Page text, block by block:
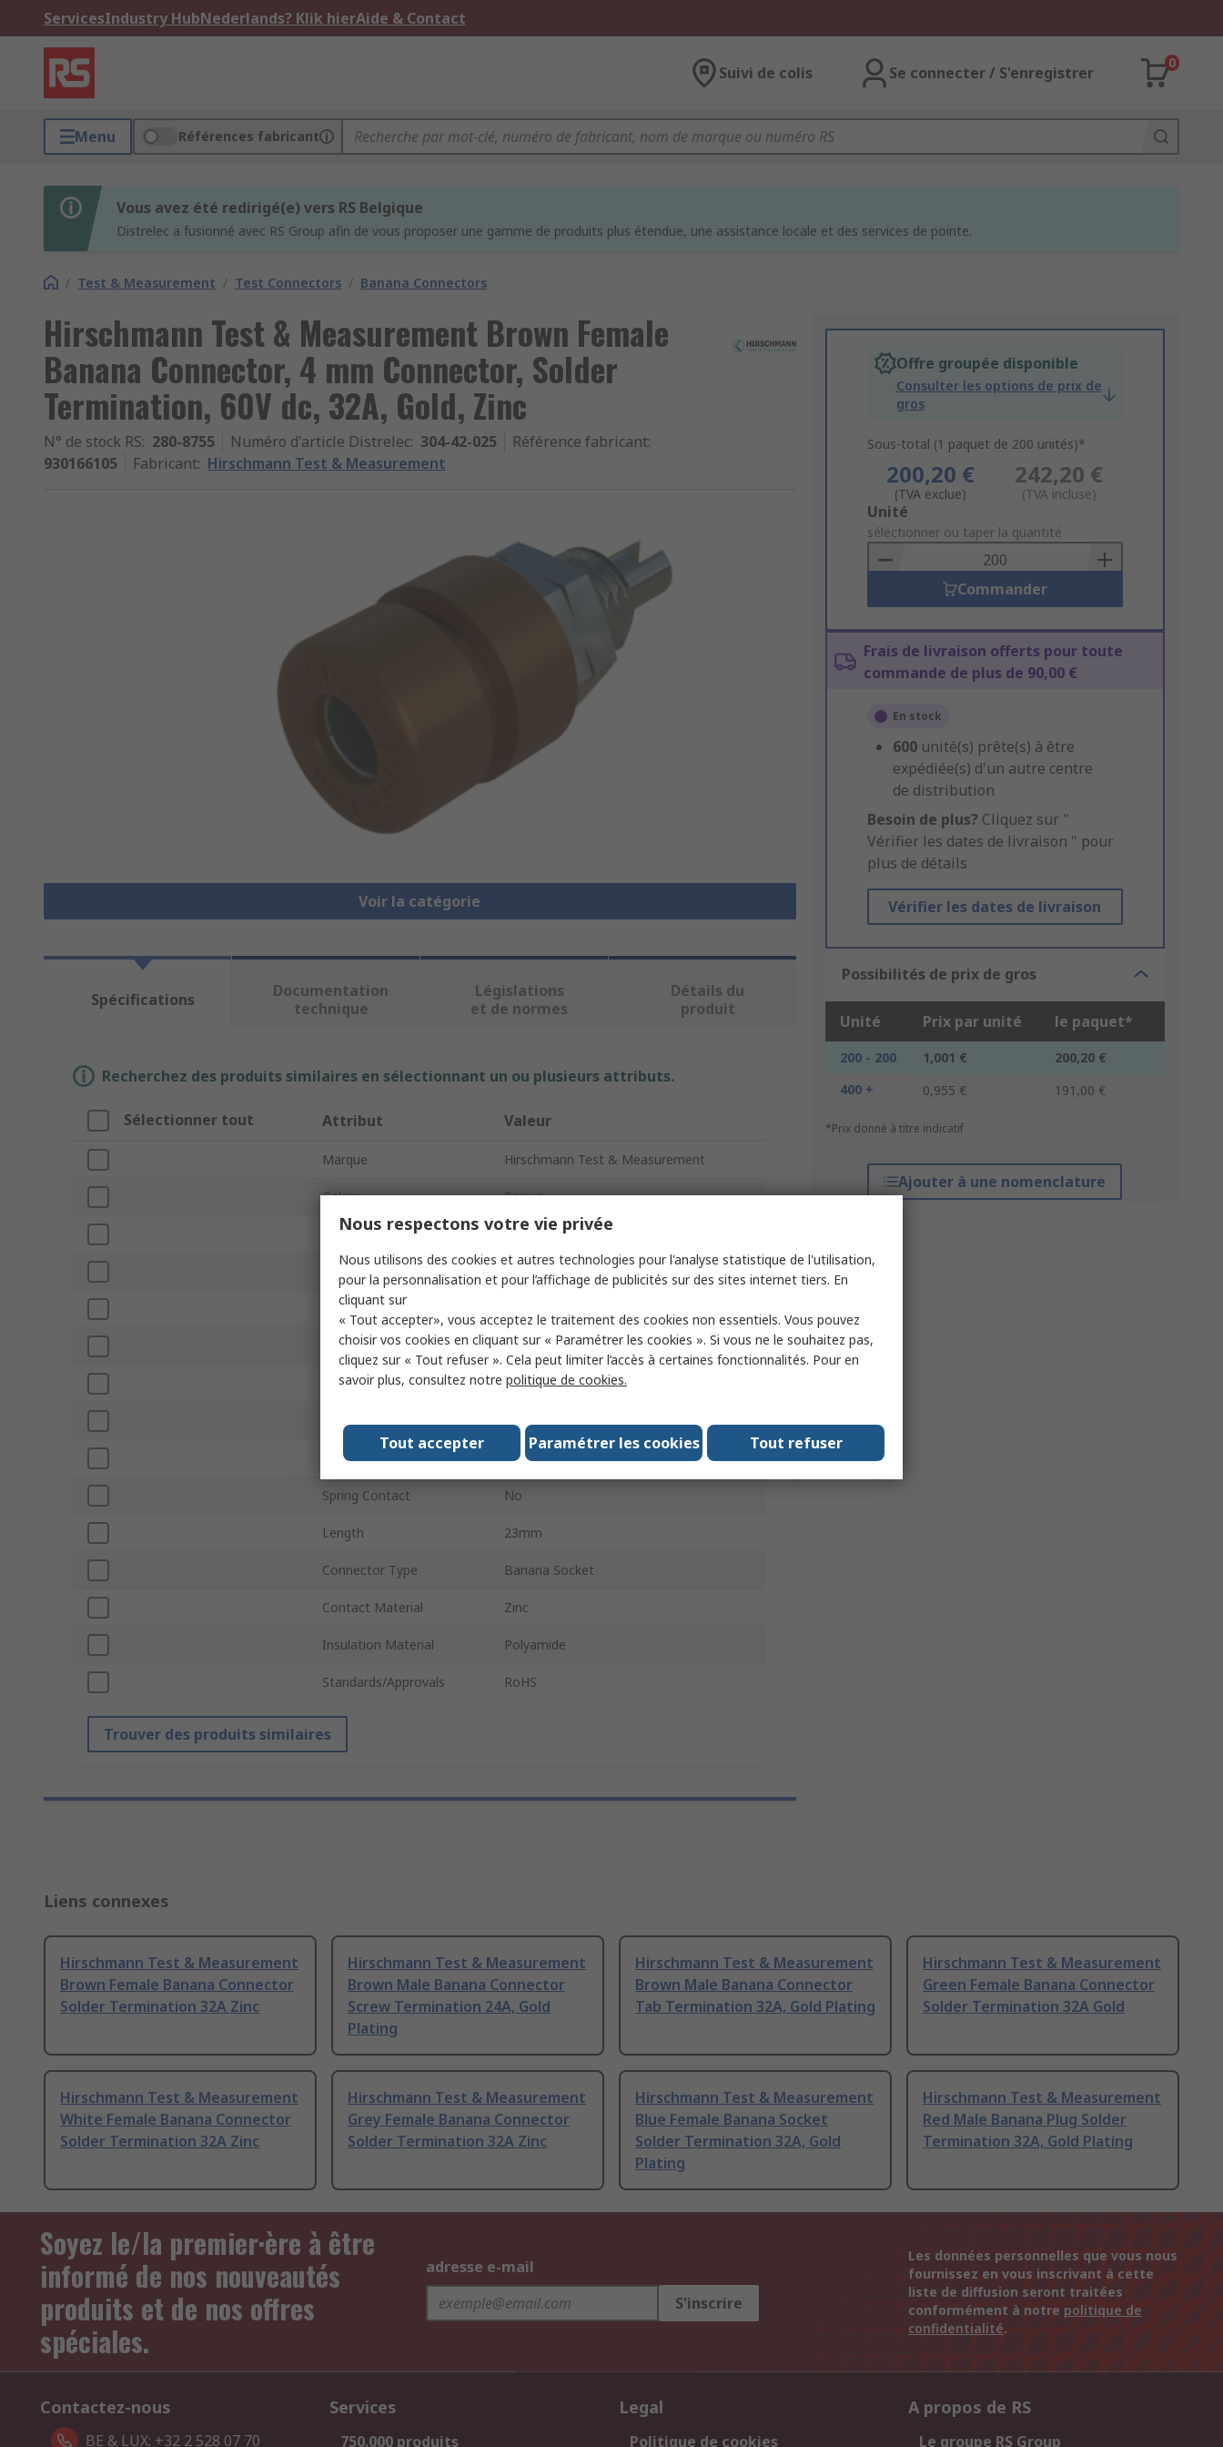
ServicesIndustry HubNederlands? Klik hierAide & Contact
Suivi de colis Se connecter / S'enregistrer
0
Menu Références fabricant
Vous avez été redirigé(e) vers RS Belgique
Distrelec a fusionné avec RS Group afin de vous proposer une gamme de produits plus étendue, une assistance locale et des services de pointe.
/ Test & Measurement / Test Connectors / Banana Connectors
Hirschmann Test & Measurement Brown Female
Banana Connector, 4 mm Connector, Solder
Termination, 60V dc, 32A, Gold, Zinc
N° de stock RS: 280-8755 Numéro d'article Distrelec: 304-42-025 Référence fabricant:
930166105
Fabricant: Hirschmann Test & Measurement
Voir la catégorie
Offre groupée disponible
Consulter les options de prix de
gros
Sous-total (1 paquet de 200 unités)*
200,20 €
(TVA exclue)
242,20 €
(TVA incluse)
Add
to
Basket
Unité
sélectionner ou taper la quantité
Commander
Frais de livraison offerts pour toute
commande de plus de 90,00 €
En stock
600 unité(s) prête(s) à être
expédiée(s) d'un autre centre
de distribution
Besoin de plus? Cliquez sur "
Vérifier les dates de livraison " pour
plus de détails
Vérifier les dates de livraison
Possibilités de prix de gros
Unité Prix par unité le paquet*
200 - 200 1,001 €
200,20 €
400 +
0,955 € 191,00 €
*Prix donné à titre indicatif
Ajouter à une nomenclature
Spécifications
Documentation
technique
Législations
et de normes
Détails du
produit
Recherchez des produits similaires en sélectionnant un ou plusieurs attributs.
Sélectionner tout Attribut Valeur
Marque Hirschmann Test & Measurement
Colour Brown
Product Type Banana Connector
Female
Termination Method
Current 32A
Voltage 60V dc
Connector Size 4 mm
Contact Plating Gold, Zinc
Spring Contact No
Length 23mm
Connector Type Banana Socket
Contact Material Zinc
Insulation Material Polyamide
Standards/Approvals RoHS
Trouver des produits similaires
Liens connexes
Hirschmann Test & Measurement
Brown Female Banana Connector
Solder Termination 32A Zinc
Hirschmann Test & Measurement
Brown Male Banana Connector
Screw Termination 24A, Gold
Plating
Hirschmann Test & Measurement
Brown Male Banana Connector
Tab Termination 32A, Gold Plating
Hirschmann Test & Measurement
Green Female Banana Connector
Solder Termination 32A Gold
Hirschmann Test & Measurement
White Female Banana Connector
Solder Termination 32A Zinc
Hirschmann Test & Measurement
Grey Female Banana Connector
Solder Termination 32A Zinc
Hirschmann Test & Measurement
Blue Female Banana Socket
Solder Termination 32A, Gold
Plating
Hirschmann Test & Measurement
Red Male Banana Plug Solder
Termination 32A, Gold Plating
Soyez le/la premier·ère à être
informé de nos nouveautés
produits et de nos offres
spéciales.
adresse e-mail
S'inscrire
Les données personnelles que vous nous
fournissez en vous inscrivant à cette
liste de diffusion seront traitées
conformément à notre politique de
confidentialité.
Contactez-nous
BE & LUX: +32 2 528 07 70
Services
750.000 produits
Legal
Politique de cookies
A propos de RS
Le groupe RS Group
Nous respectons votre vie privée
Nous utilisons des cookies et autres technologies pour l'analyse statistique de l'utilisation,
pour la personnalisation et pour l’affichage de publicités sur des sites internet tiers. En
cliquant sur
« Tout accepter», vous acceptez le traitement des cookies non essentiels. Vous pouvez
choisir vos cookies en cliquant sur « Paramétrer les cookies ». Si vous ne le souhaitez pas,
cliquez sur « Tout refuser ». Cela peut limiter l’accès à certaines fonctionnalités. Pour en
savoir plus, consultez notre politique de cookies.
Tout accepter Paramétrer les cookies Tout refuser